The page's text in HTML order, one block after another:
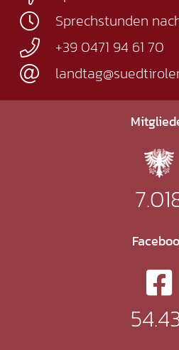
Sprechstunden
+39 0471 94 61 70